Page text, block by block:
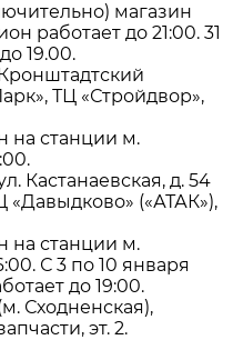
магазин
работает до 21:00. 31
19.00.
ТЦ «Стройдвор»,
на станции м.
Кастанаевская, д. 54
«Давыдково» («АТАК»),
на станции м.
С 3 по 10 января
до 19:00.
Сходненская),
эт. 2.